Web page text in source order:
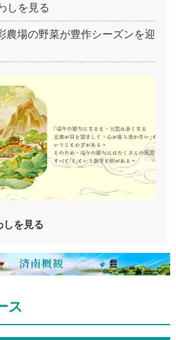
しを見る
農場の野菜が豊作シーズンを迎
を見る
ス